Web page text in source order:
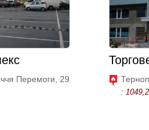
Перемоги, 29
: